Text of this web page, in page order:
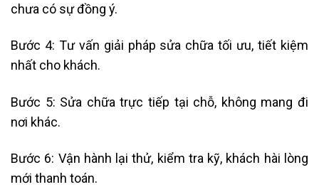
chưa có sự đồng ý.
Bước 4: Tư vấn giải pháp sửa chữa tối ưu, tiết kiệm
nhất cho khách.
Bước 5: Sửa chữa trực tiếp tại chỗ, không mang đi
nơi khác.
Bước 6: Vận hành lại thử, kiểm tra kỹ, khách hài lòng
mới thanh toán.